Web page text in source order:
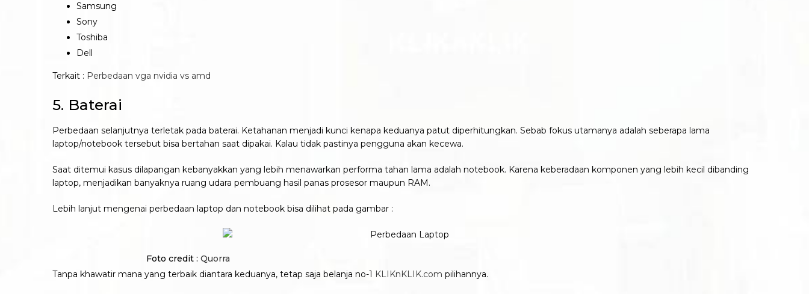
Samsung
Sony
Toshiba
Dell
Terkait : Perbedaan vga nvidia vs amd
5. Baterai
Perbedaan selanjutnya terletak pada baterai. Ketahanan menjadi kunci kenapa keduanya patut diperhitungkan. Sebab fokus utamanya adalah seberapa lama
laptop/notebook tersebut bisa bertahan saat dipakai. Kalau tidak pastinya pengguna akan kecewa.
Saat ditemui kasus dilapangan kebanyakkan yang lebih menawarkan performa tahan lama adalah notebook. Karena keberadaan komponen yang lebih kecil dibanding
laptop, menjadikan banyaknya ruang udara pembuang hasil panas prosesor maupun RAM.
Lebih lanjut mengenai perbedaan laptop dan notebook bisa dilihat pada gambar :
Foto credit : Quorra
Tanpa khawatir mana yang terbaik diantara keduanya, tetap saja belanja no-1 KLIKnKLIK.com pilihannya.